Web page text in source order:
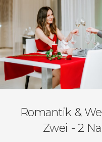
Romantik &
Zwei - 2